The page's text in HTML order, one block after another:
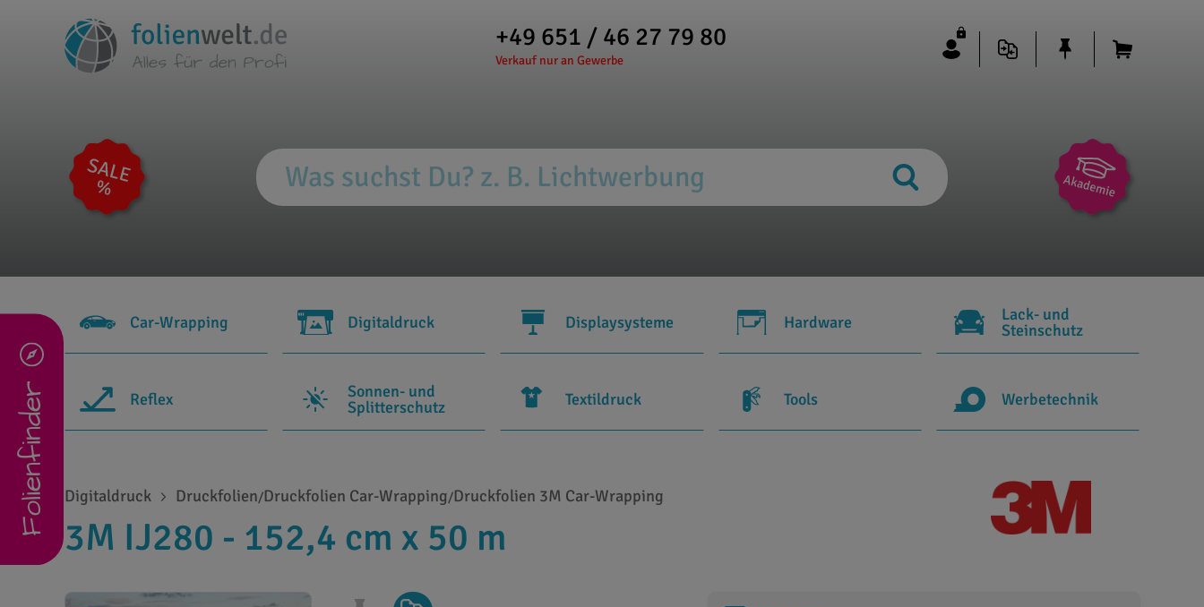
+49 651 / 46 27 79 80
Verkauf nur an Gewerbe
Car-Wrapping Digitaldruck Displaysysteme Hardware
Lack- und
Steinschutz
Reflex
Sonnen- und
Splitterschutz
Textildruck Tools Werbetechnik
Folienfinder Digitaldruck Druckfolien/Druckfolien Car-Wrapping/Druckfolien 3M Car-Wrapping
3M IJ280 - 152,4 cm x 50 m